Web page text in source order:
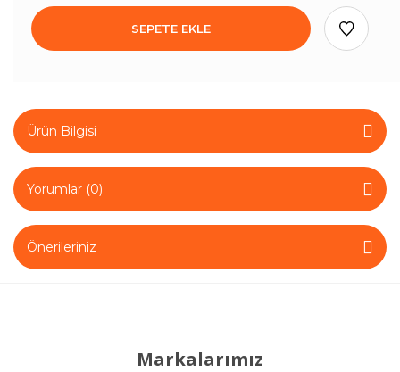
SEPETE EKLE
Ürün Bilgisi
Yorumlar (0)
Önerileriniz
Markalarımız